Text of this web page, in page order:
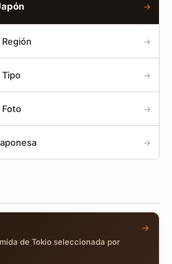
→
→
Tipo →
Foto →
→
de Tokio seleccionada por
→